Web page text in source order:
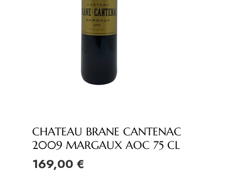
CHATEAU BRANE CANTENAC
2009 MARGAUX AOC 75 CL
169,00 €